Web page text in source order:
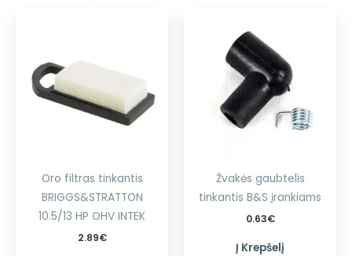
Oro filtras tinkantis
BRIGGS&STRATTON
10.5/13 HP OHV INTEK
2.89€
Žvakės gaubtelis
tinkantis B&S įrankiams
0.63€
Į Krepšelį